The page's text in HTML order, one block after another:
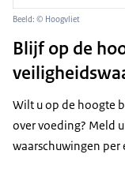
Beeld: © Hoogvliet
Blijf op de
Wilt u op de hoogte
over voeding? Meld
waarschuwingen per